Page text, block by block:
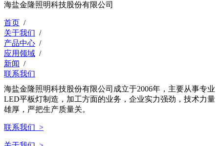
海盐金隆照明科技股份有限公司
首页 /
关于我们 /
产品中心 /
应用领域 /
新闻 /
联系我们
海盐金隆照明科技股份有限公司成立于2006年，主要从事专业
LED平板灯制造，加工方面的业务，企业实力强劲，技术力量
雄厚，严把生产质量关。
联系我们 >